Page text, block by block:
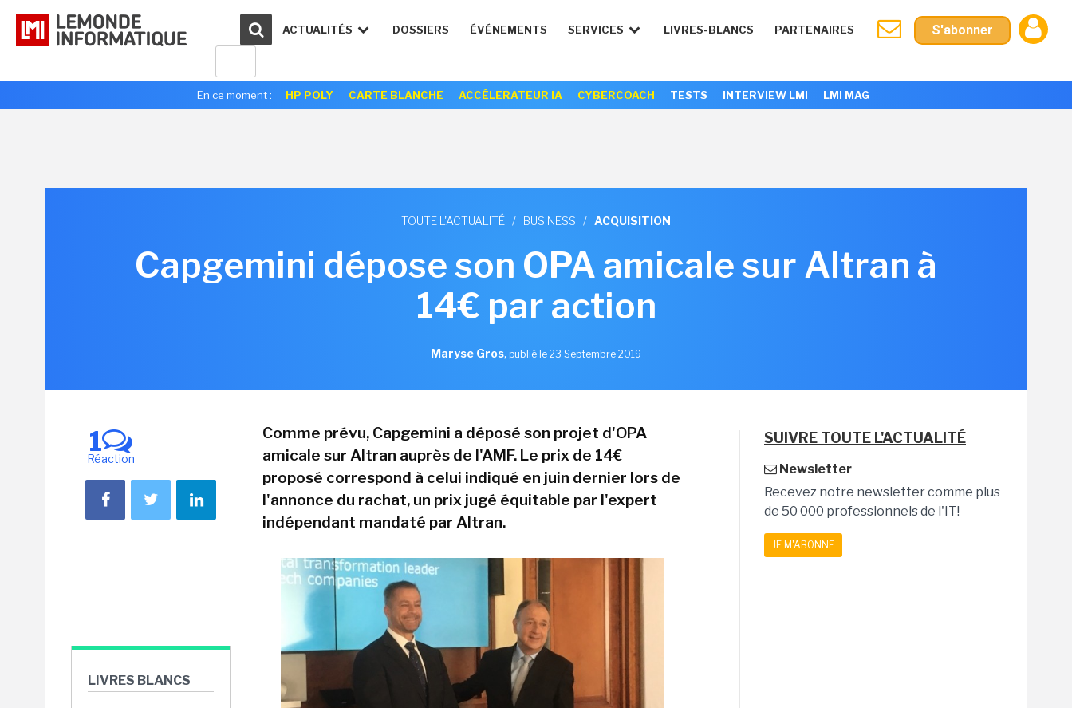
ACTUALITÉS DOSSIERS ÉVÉNEMENTS SERVICES LIVRES-BLANCS PARTENAIRES S'abonner
En ce moment : HP POLY CARTE BLANCHE ACCÉLERATEUR IA CYBERCOACH TESTS INTERVIEW LMI LMI MAG
TOUTE L'ACTUALITÉ / BUSINESS / ACQUISITION
Capgemini dépose son OPA amicale sur Altran à
14€ par action
Maryse Gros, publié le 23 Septembre 2019
1
Réaction
LIVRES BLANCS
Comme prévu, Capgemini a déposé son projet d'OPA
amicale sur Altran auprès de l'AMF. Le prix de 14€
proposé correspond à celui indiqué en juin dernier lors de
l'annonce du rachat, un prix jugé équitable par l'expert
indépendant mandaté par Altran.
SUIVRE TOUTE L'ACTUALITÉ
Newsletter
Recevez notre newsletter comme plus
de 50 000 professionnels de l'IT!
JE M'ABONNE